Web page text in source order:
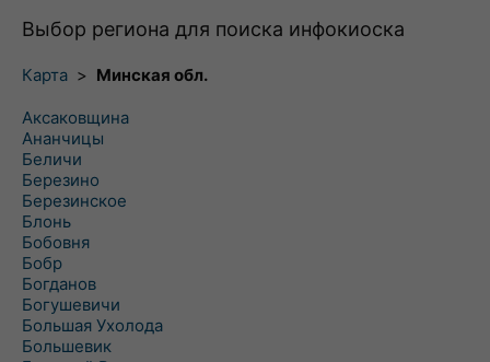
Выбор региона для поиска инфокиоска
Карта > Минская обл.
Аксаковщина
Ананчицы
Беличи
Березино
Березинское
Блонь
Бобовня
Бобр
Богданов
Богушевичи
Большая Ухолода
Большевик